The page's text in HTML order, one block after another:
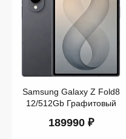
Samsung Galaxy Z Fold8
12/512Gb Графитовый
189990 ₽